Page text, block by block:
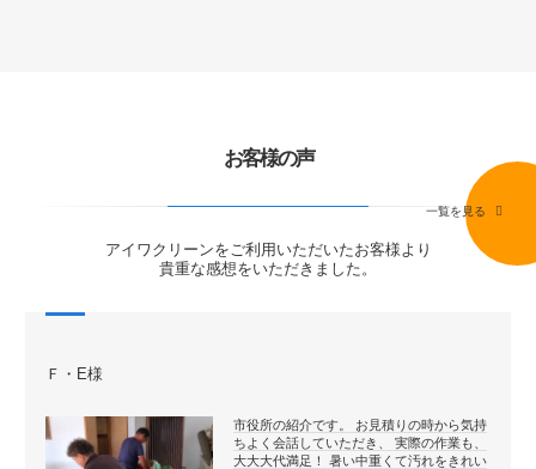
お客様の声
アイワクリーンをご利用いただいたお客様より
貴重な感想をいただきました。
一覧を見る
Ｆ・E様
市役所の紹介です。 お見積りの時から気持
ちよく会話していただき、 実際の作業も、
大大大代満足！ 暑い中重くて汚れをきれい